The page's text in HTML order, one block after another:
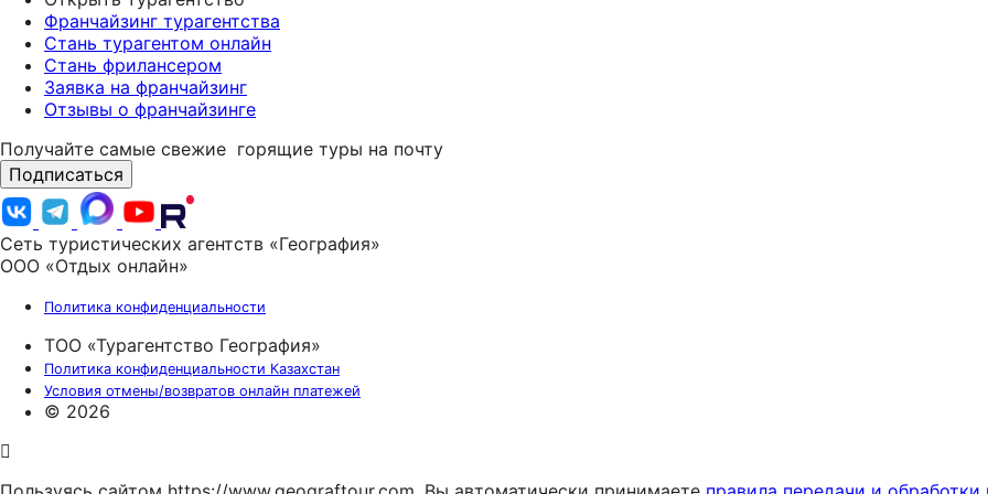
Франчайзинг турагентства
Стань турагентом онлайн
Стань фрилансером
Заявка на франчайзинг
Отзывы о франчайзинге
Получайте самые свежие горящие туры на почту
Подписаться
Сеть туристических агентств «География»
ООО «Отдых онлайн»
Политика конфиденциальности
ТОО «Турагентство География»
Политика конфиденциальности Казахстан
Условия отмены/возвратов онлайн платежей
© 2026